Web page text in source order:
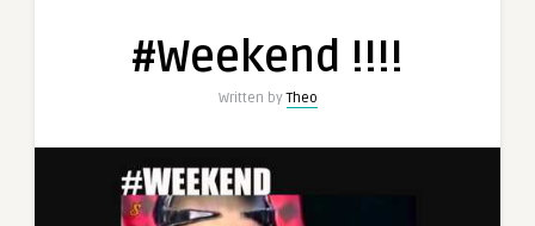
#Weekend !!!!
Written byTheo